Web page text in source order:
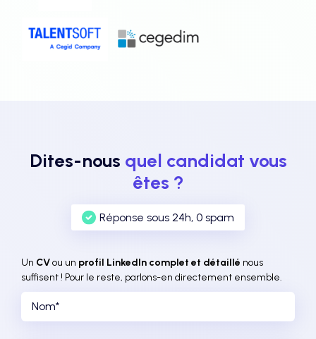
Dites-nous quel candidat vous
êtes ?
Réponse sous 24h, 0 spam
Un CVou un profil LinkedIn complet et détaillé nous
suffisent ! Pour le reste, parlons-en directement ensemble.